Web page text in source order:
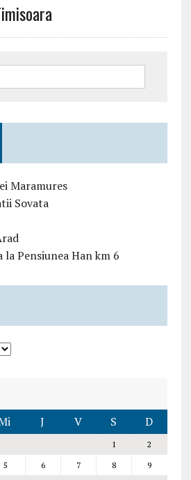
Maramures
Sovata
la Pensiunea Han km 6
J V S D
1
2
5 6 7 8
9